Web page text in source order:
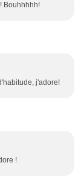
Bouhhhhh!
j'adore!
!